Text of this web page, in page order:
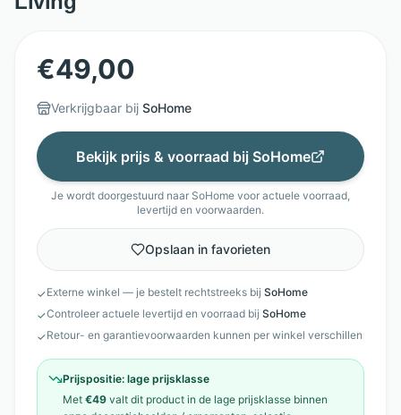
€49,00
Verkrijgbaar bij SoHome
Bekijk prijs & voorraad bij SoHome
Je wordt doorgestuurd naar SoHome voor actuele voorraad,
levertijd en voorwaarden.
Opslaan in favorieten
✓Externe winkel — je bestelt rechtstreeks bij SoHome
✓Controleer actuele levertijd en voorraad bij SoHome
✓Retour- en garantievoorwaarden kunnen per winkel verschillen
Prijspositie: lage prijsklasse
Met €49 valt dit product in de lage prijsklasse binnen